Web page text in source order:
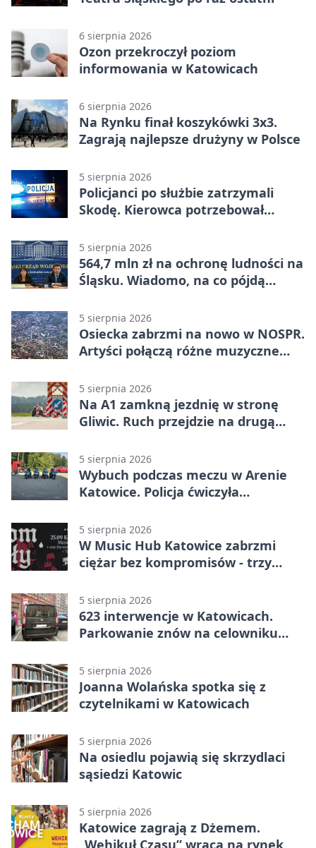
6 sierpnia 2026
Ozon przekroczył poziom
informowania w Katowicach
6 sierpnia 2026
Na Rynku finał koszykówki 3x3.
Zagrają najlepsze drużyny w Polsce
5 sierpnia 2026
Policjanci po służbie zatrzymali
Skodę. Kierowca potrzebował
5 sierpnia 2026
564,7 mln zł na ochronę ludności na
Śląsku. Wiadomo, na co pójdą
5 sierpnia 2026
Osiecka zabrzmi na nowo w NOSPR.
Artyści połączą różne muzyczne
5 sierpnia 2026
Na A1 zamkną jezdnię w stronę
Gliwic. Ruch przejdzie na drugą
5 sierpnia 2026
Wybuch podczas meczu w Arenie
Katowice. Policja ćwiczyła
5 sierpnia 2026
W Music Hub Katowice zabrzmi
ciężar bez kompromisów - trzy
5 sierpnia 2026
623 interwencje w Katowicach.
Parkowanie znów na celowniku
5 sierpnia 2026
Joanna Wolańska spotka się z
czytelnikami w Katowicach
5 sierpnia 2026
Na osiedlu pojawią się skrzydlaci
sąsiedzi Katowic
5 sierpnia 2026
Katowice zagrają z Dżemem.
„Wehikuł Czasu” wraca na rynek